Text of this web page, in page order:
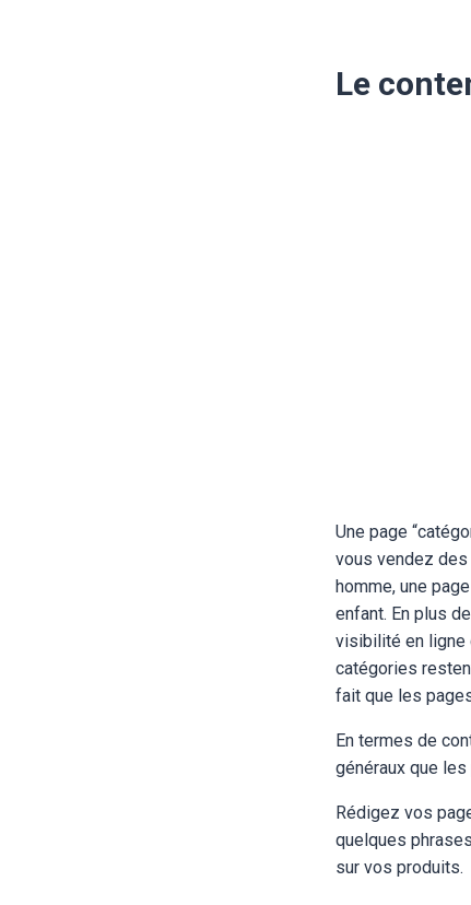
Le
Une page
vous vendez
homme, une
enfant. En plus
visibilité en ligne
catégories
fait que les
En termes de
généraux que
Rédigez vos
quelques
sur vos produits.